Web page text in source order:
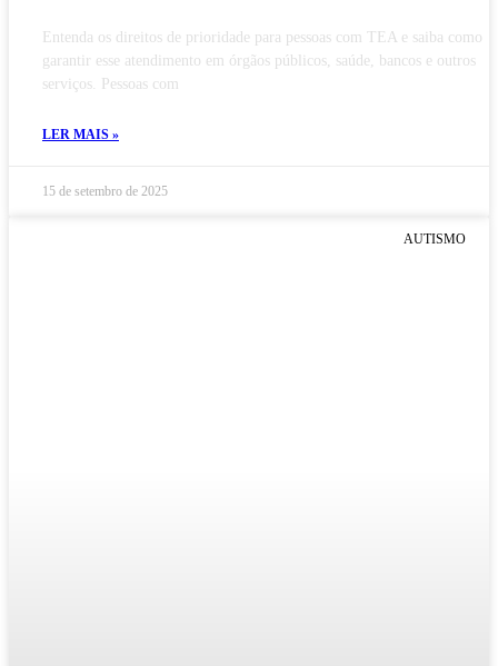
Entenda os direitos de prioridade para pessoas com TEA e saiba como
garantir esse atendimento em órgãos públicos, saúde, bancos e outros
serviços. Pessoas com
LER MAIS »
15 de setembro de 2025
AUTISMO